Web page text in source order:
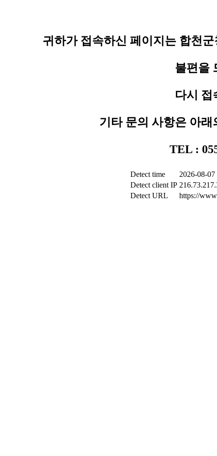
귀하가 접속하신 페이지는 합천
불편을
다시 접
기타 문의 사항은 아
TEL :
Detect time
2026-08-
Detect client IP
Detect URL
https://